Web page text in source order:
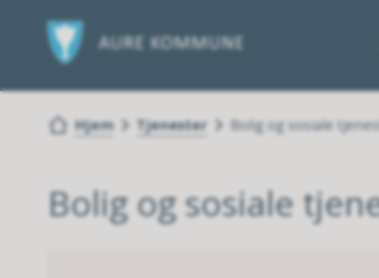
Du er her:
Hjem Tjenester Bolig og sosiale
Bolig og sosiale